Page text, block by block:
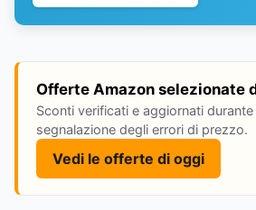
Offerte Amazon selezionate
Sconti verificati e aggiornati
segnalazione degli errori di prezzo.
Vedi le offerte di oggi